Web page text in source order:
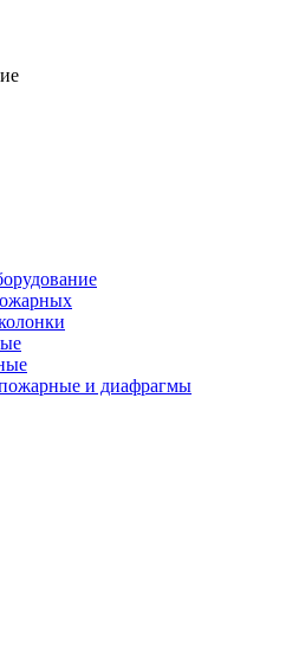
и диафрагмы